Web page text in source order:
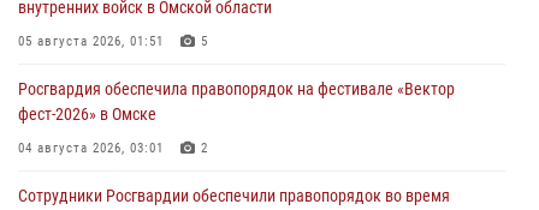
внутренних войск в Омской области
05 августа 2026, 01:51 5
Росгвардия обеспечила правопорядок на фестивале «Вектор
фест-2026» в Омске
04 августа 2026, 03:01 2
Сотрудники Росгвардии обеспечили правопорядок во время